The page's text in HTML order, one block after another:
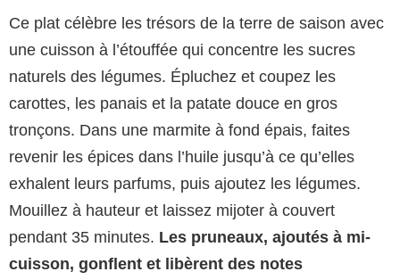
Ce plat célèbre les trésors de la terre de saison avec
une cuisson à l’étouffée qui concentre les sucres
naturels des légumes. Épluchez et coupez les
carottes, les panais et la patate douce en gros
tronçons. Dans une marmite à fond épais, faites
revenir les épices dans l’huile jusqu’à ce qu’elles
exhalent leurs parfums, puis ajoutez les légumes.
Mouillez à hauteur et laissez mijoter à couvert
pendant 35 minutes. Les pruneaux, ajoutés à mi-
cuisson, gonflent et libèrent des notes